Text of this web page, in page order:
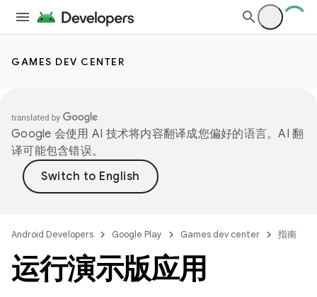
GAMES DEV CENTER
Google 会使用 AI 技术将内容翻译成您偏好的语言。AI 翻
译可能包含错误。
Android Developers Google Play Games dev center 指南
运行演示版应用